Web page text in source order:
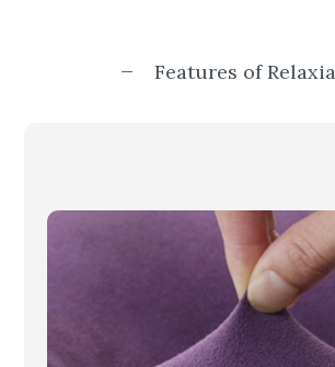
Features of Relaxia